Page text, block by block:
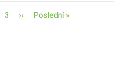
3 ›› Poslední »